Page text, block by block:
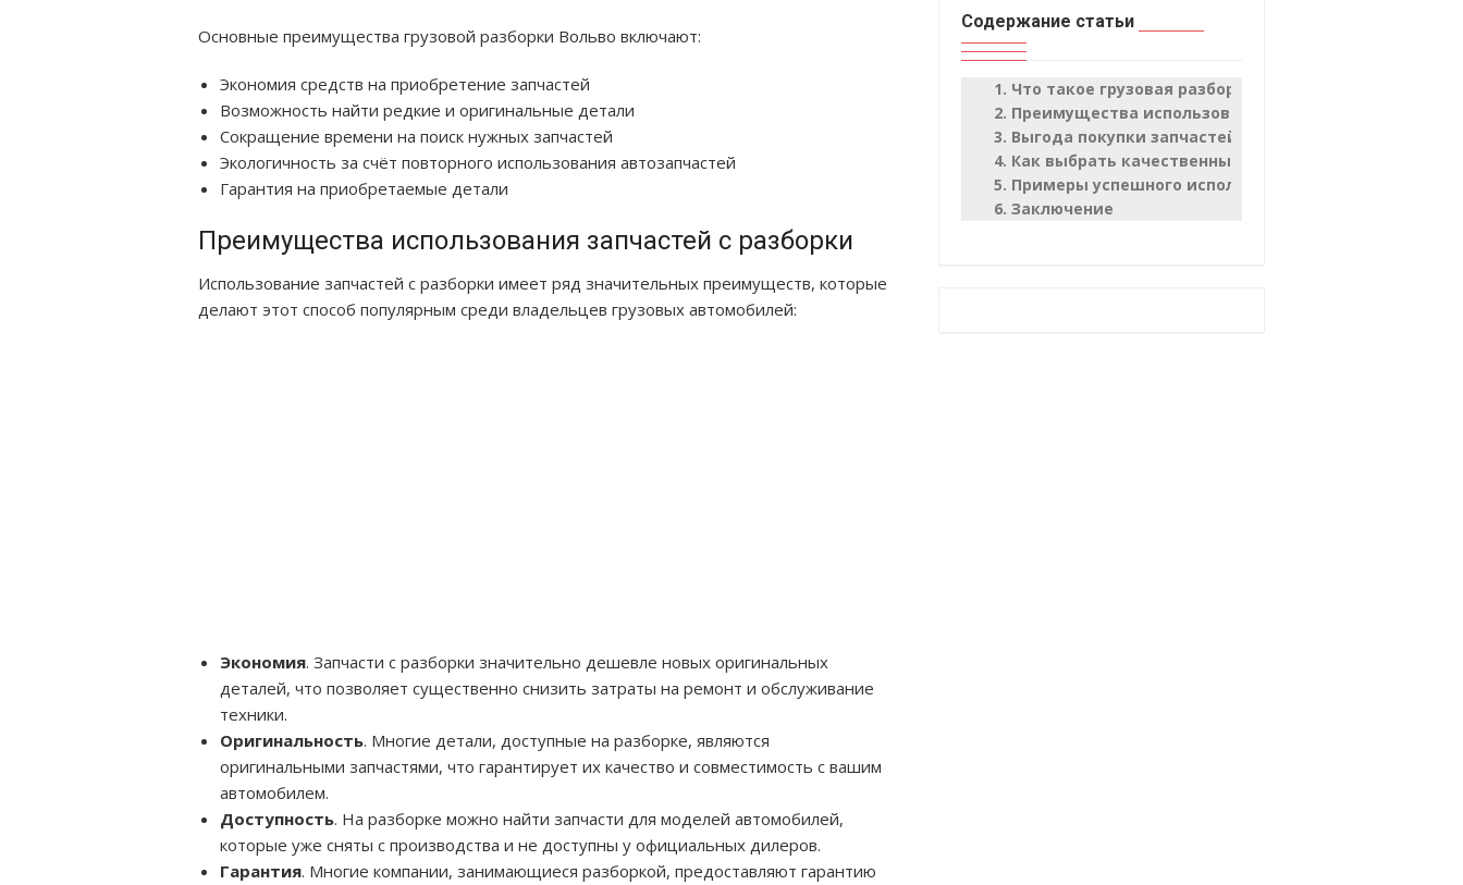
Основные преимущества грузовой разборки Вольво включают:
Экономия средств на приобретение запчастей
Возможность найти редкие и оригинальные детали
Сокращение времени на поиск нужных запчастей
Экологичность за счёт повторного использования автозапчастей
Гарантия на приобретаемые детали
Преимущества использования запчастей с разборки
Использование запчастей с разборки имеет ряд значительных преимуществ, которые
делают этот способ популярным среди владельцев грузовых автомобилей:
Экономия. Запчасти с разборки значительно дешевле новых оригинальных
деталей, что позволяет существенно снизить затраты на ремонт и обслуживание
техники.
Оригинальность. Многие детали, доступные на разборке, являются
оригинальными запчастями, что гарантирует их качество и совместимость с вашим
автомобилем.
Доступность. На разборке можно найти запчасти для моделей автомобилей,
которые уже сняты с производства и не доступны у официальных дилеров.
Гарантия. Многие компании, занимающиеся разборкой, предоставляют гарантию
Содержание статьи
Что такое грузовая разборка Вольво?
Преимущества использования запчастей с разборки
Выгода покупки запчастей с грузовой разборки
Как выбрать качественные запчасти на разборке
Примеры успешного использования запчастей с
Заключение